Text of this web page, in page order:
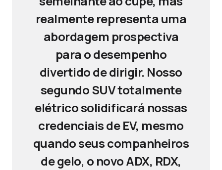
realmente representa uma
abordagem prospectiva
para o desempenho
divertido de dirigir. Nosso
segundo SUV totalmente
elétrico solidificará nossas
credenciais de EV, mesmo
quando seus companheiros
de gelo, o novo ADX, RDX,